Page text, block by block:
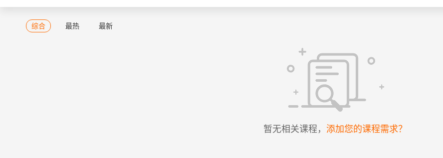
综合 最热 最新
暂无相关课程， 添加您的课程需求？